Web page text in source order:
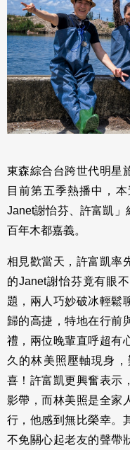
東森綜合台跨世代明星
目前第五季熱播中，
Janet謝怡芬、許富凱
百年木都嘉義。
相見歡當天，許富凱率
的Janet謝怡芬竟有眼
題，兩人巧妙破冰輕鬆
歸的高捷，特地在行前
禮，兩位晚輩直呼超有
久的林美照壓軸現身
喜！許富凱更興奮表示
影帶，而林美照是全家
行，他感到無比榮幸。
不免關心起老友的聲帶